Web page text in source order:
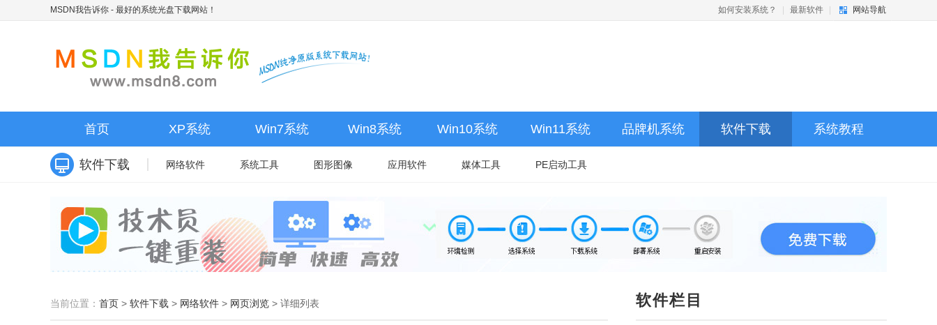
MSDN我告诉你 - 最好的系统光盘下载网站！ 如何安装系统？ 最新软件 网站导航
首页 XP系统 Win7系统 Win8系统 Win10系统 Win11系统 品牌机系统 软件下载 系统教程
软件下载 网络软件 系统工具 图形图像 应用软件 媒体工具 PE启动工具
当前位置： 首页 > 软件下载 > 网络软件 > 网页浏览 > 详细列表 软件栏目